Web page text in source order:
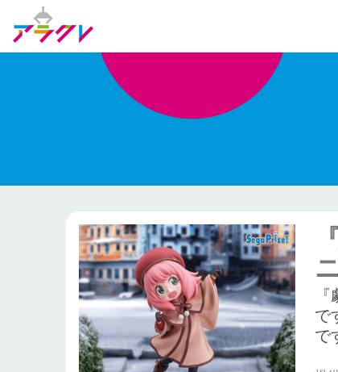
で
で